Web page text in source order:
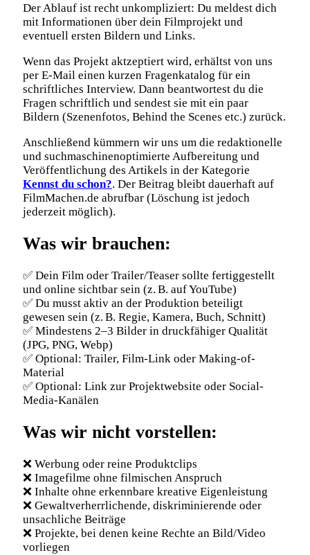
Der Ablauf ist recht unkompliziert: Du meldest dich
mit Informationen über dein Filmprojekt und
eventuell ersten Bildern und Links.
Wenn das Projekt aktzeptiert wird, erhältst von uns
per E-Mail einen kurzen Fragenkatalog für ein
schriftliches Interview. Dann beantwortest du die
Fragen schriftlich und sendest sie mit ein paar
Bildern (Szenenfotos, Behind the Scenes etc.) zurück.
Anschließend kümmern wir uns um die redaktionelle
und suchmaschinenoptimierte Aufbereitung und
Veröffentlichung des Artikels in der Kategorie
Kennst du schon?. Der Beitrag bleibt dauerhaft auf
FilmMachen.de abrufbar (Löschung ist jedoch
jederzeit möglich).
Was wir brauchen:
✅ Dein Film oder Trailer/Teaser sollte fertiggestellt
und online sichtbar sein (z. B. auf YouTube)
✅ Du musst aktiv an der Produktion beteiligt
gewesen sein (z. B. Regie, Kamera, Buch, Schnitt)
✅ Mindestens 2–3 Bilder in druckfähiger Qualität
(JPG, PNG, Webp)
✅ Optional: Trailer, Film-Link oder Making-of-
Material
✅ Optional: Link zur Projektwebsite oder Social-
Media-Kanälen
Was wir nicht vorstellen:
❌ Werbung oder reine Produktclips
❌ Imagefilme ohne filmischen Anspruch
❌ Inhalte ohne erkennbare kreative Eigenleistung
❌ Gewaltverherrlichende, diskriminierende oder
unsachliche Beiträge
❌ Projekte, bei denen keine Rechte an Bild/Video
vorliegen